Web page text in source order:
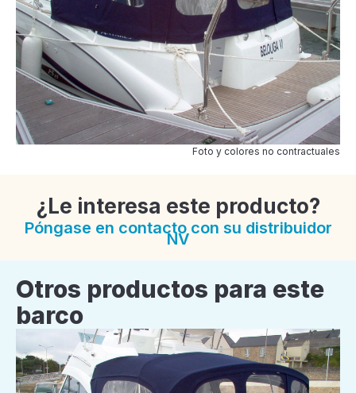
Foto y colores no contractuales
¿Le interesa este producto?
Póngase en contacto con su distribuidor
NV
Otros productos para este
barco